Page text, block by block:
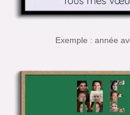
Exemple : année